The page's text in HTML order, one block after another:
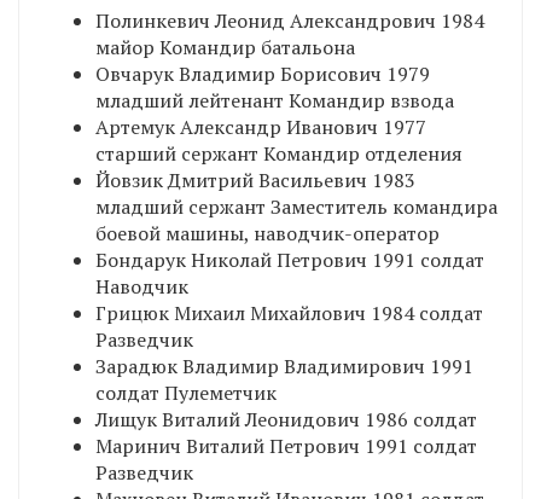
Полинкевич Леонид Александрович 1984
майор Командир батальона
Овчарук Владимир Борисович 1979
младший лейтенант Командир взвода
Артемук Александр Иванович 1977
старший сержант Командир отделения
Йовзик Дмитрий Васильевич 1983
младший сержант Заместитель командира
боевой машины, наводчик-оператор
Бондарук Николай Петрович 1991 солдат
Наводчик
Грицюк Михаил Михайлович 1984 солдат
Разведчик
Зарадюк Владимир Владимирович 1991
солдат Пулеметчик
Лищук Виталий Леонидович 1986 солдат
Маринич Виталий Петрович 1991 солдат
Разведчик